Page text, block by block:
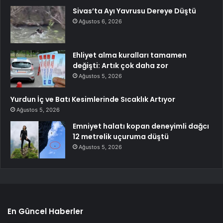
Sivas’ta Ayı Yavrusu Dereye Düştü
Ağustos 6, 2026
Ehliyet alma kuralları tamamen
değişti: Artık çok daha zor
Ağustos 5, 2026
Yurdun İç ve Batı Kesimlerinde Sıcaklık Artıyor
Ağustos 5, 2026
Emniyet halatı kopan deneyimli dağcı
12 metrelik uçuruma düştü
Ağustos 5, 2026
En Güncel Haberler